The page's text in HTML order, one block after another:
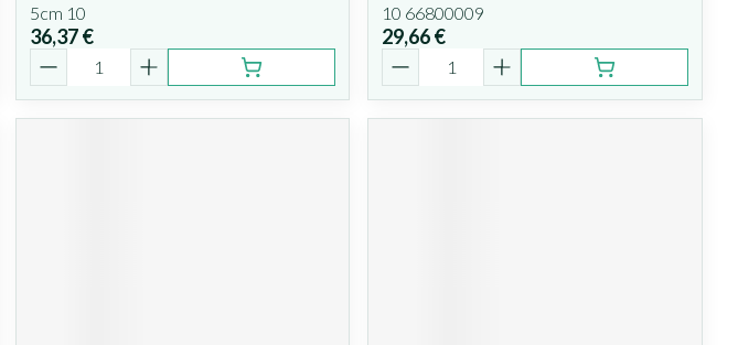
5cm 10
36,37 €
Quantité
10 66800009
29,66 €
Quantité